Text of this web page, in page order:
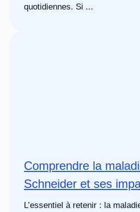
quotidiennes. Si ...
Comprendre la
Schneider et ses
L’essentiel à retenir : la